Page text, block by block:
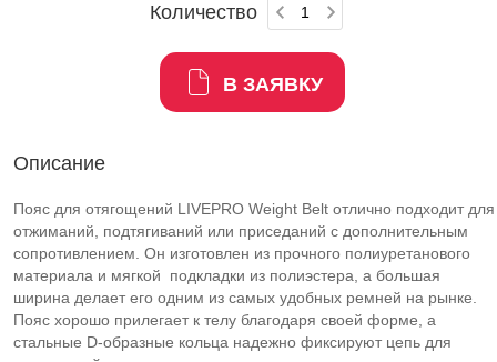
Количество
В ЗАЯВКУ
Описание
Пояс для отягощений LIVEPRO Weight Belt отлично подходит для
отжиманий, подтягиваний или приседаний с дополнительным
сопротивлением. Он изготовлен из прочного полиуретанового
материала и мягкой подкладки из полиэстера, а большая
ширина делает его одним из самых удобных ремней на рынке.
Пояс хорошо прилегает к телу благодаря своей форме, а
стальные D-образные кольца надежно фиксируют цепь для